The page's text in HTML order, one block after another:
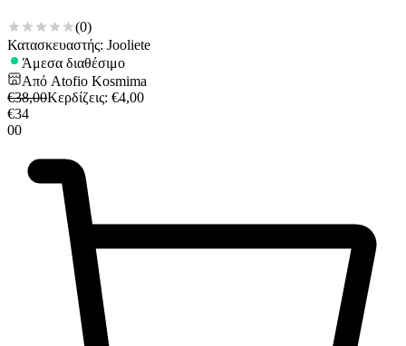
(0)
Κατασκευαστής: Jooliete
Άμεσα διαθέσιμο
Από Atofio Kosmima
€38,00Κερδίζεις: €4,00
€34
00